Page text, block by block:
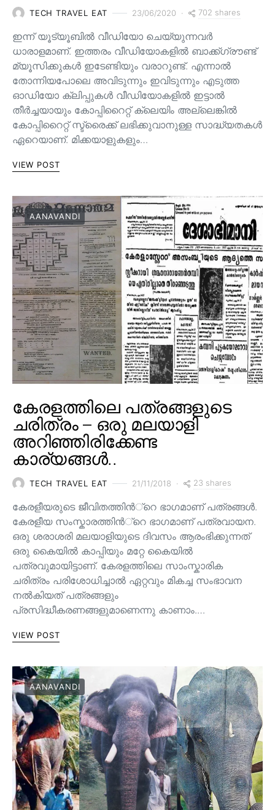
TECH TRAVEL EAT 23/06/2020 702 shares
ഇന്ന് യൂട്യൂബിൽ വീഡിയോ ചെയ്യുന്നവർ
ധാരാളമാണ്. ഇത്തരം വീഡിയോകളിൽ ബാക്ക്ഗ്രൗണ്ട്
മ്യൂസിക്കുകൾ ഇടേണ്ടിയും വരാറുണ്ട്. എന്നാൽ
തോന്നിയപോലെ അവിടുന്നും ഇവിടുന്നും എടുത്ത
ഓഡിയോ ക്ലിപ്പുകൾ വീഡിയോകളിൽ ഇട്ടാൽ
തീർച്ചയായും കോപ്പിറൈറ്റ് ക്ലെയിം അല്ലെങ്കിൽ
കോപ്പിറൈറ്റ് സ്ട്രൈക്ക് ലഭിക്കുവാനുള്ള സാദ്ധ്യതകൾ
ഏറെയാണ്. മിക്കയാളുകളും…
VIEW POST
AANAVANDI
കേരളത്തിലെ പത്രങ്ങളുടെ
ചരിത്രം – ഒരു മലയാളി
അറിഞ്ഞിരിക്കേണ്ട
കാര്യങ്ങൾ..
TECH TRAVEL EAT 21/11/2018 23 shares
കേരളീയരുടെ ജീവിതത്തിന്‍്റെ ഭാഗമാണ് പത്രങ്ങള്‍.
കേരളീയ സംസ്കാരത്തിന്‍്റെ ഭാഗമാണ് പത്രവായന.
ഒരു ശരാശരി മലയാളിയുടെ ദിവസം ആരംഭിക്കുന്നത്
ഒരു കൈയില്‍ കാപ്പിയും മറ്റേ കൈയില്‍
പത്രവുമായിട്ടാണ്. കേരളത്തിലെ സാംസ്കാരിക
ചരിത്രം പരിശോധിച്ചാല്‍ ഏറ്റവും മികച്ച സംഭാവന
നല്‍കിയത് പത്രങ്ങളും
പ്രസിദ്ധീകരണങ്ങളുമാണെന്നു കാണാം.…
VIEW POST
AANAVANDI